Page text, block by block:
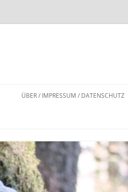
ÜBER / IMPRESSUM / DATENSCHUTZ